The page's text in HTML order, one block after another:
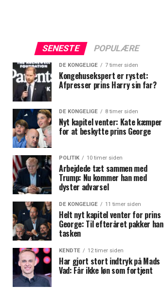
SENESTE POPULÆRE
DE KONGELIGE 7 timer siden
Kongehusekspert er rystet:
Afpresser prins Harry sin far?
DE KONGELIGE 8 timer siden
Nyt kapitel venter: Kate kæmper
for at beskytte prins George
POLITIK 10 timer siden
Arbejdede tæt sammen med
Trump: Nu kommer han med
dyster advarsel
DE KONGELIGE 11 timer siden
Helt nyt kapitel venter for prins
George: Til efteråret pakker han
tasken
KENDTE 12 timer siden
Har gjort stort indtryk på Mads
Vad: Får ikke løn som fortjent